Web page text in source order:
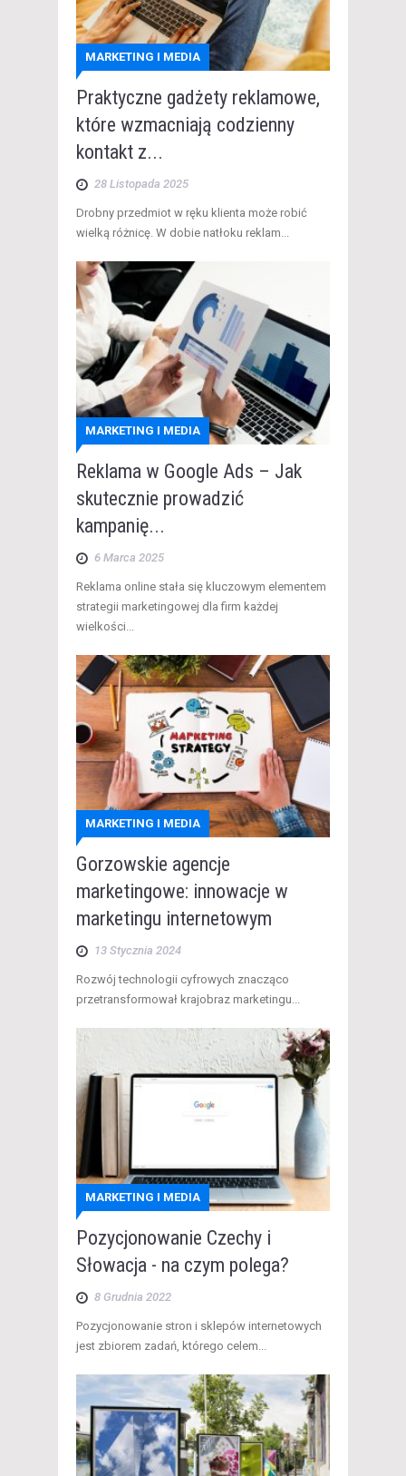
MARKETING I MEDIA
Praktyczne gadżety reklamowe,
które wzmacniają codzienny
kontakt z...
28 Listopada 2025
Drobny przedmiot w ręku klienta może robić
wielką różnicę. W dobie natłoku reklam...
MARKETING I MEDIA
Reklama w Google Ads – Jak
skutecznie prowadzić
kampanię...
6 Marca 2025
Reklama online stała się kluczowym elementem
strategii marketingowej dla firm każdej
wielkości...
MARKETING I MEDIA
Gorzowskie agencje
marketingowe: innowacje w
marketingu internetowym
13 Stycznia 2024
Rozwój technologii cyfrowych znacząco
przetransformował krajobraz marketingu...
MARKETING I MEDIA
Pozycjonowanie Czechy i
Słowacja - na czym polega?
8 Grudnia 2022
Pozycjonowanie stron i sklepów internetowych
jest zbiorem zadań, którego celem...